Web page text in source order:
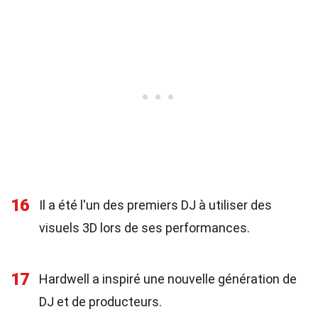
16
Il a été l'un des premiers DJ à utiliser des
visuels 3D lors de ses performances.
17
Hardwell a inspiré une nouvelle génération de
DJ et de producteurs.